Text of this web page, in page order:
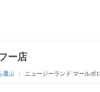
ー店
選ぶ ニュージーランド マールボ